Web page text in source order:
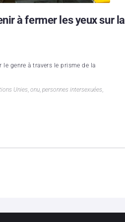
à fermer les yeux sur la
le genre à travers le prisme de la
Unies, onu, personnes intersexuées,